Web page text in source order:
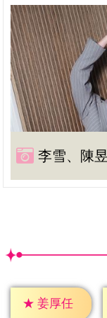
李雪、陳
★ 姜厚任